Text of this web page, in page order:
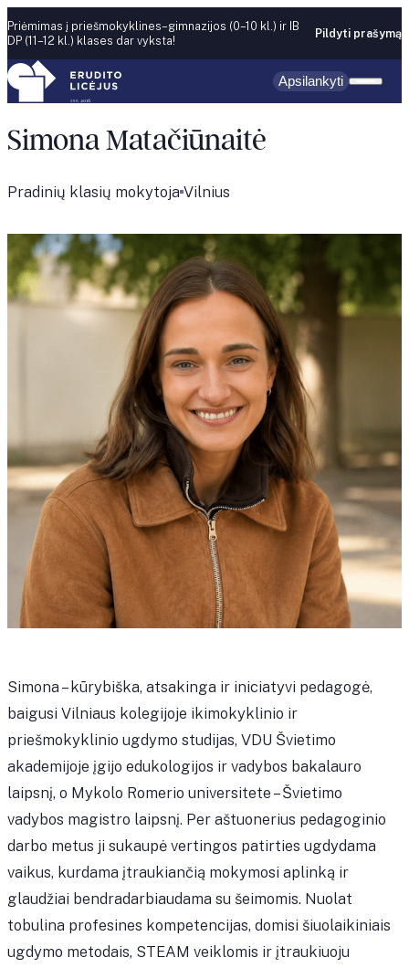
Skip to content
Priėmimas į priešmokyklines–gimnazijos (0–10 kl.) ir IB
DP (11–12 kl.) klases dar vyksta!
Pildyti prašymą
Apsilankyti
Simona Matačiūnaitė
Pradinių klasių mokytoja Vilnius
Simona – kūrybiška, atsakinga ir iniciatyvi pedagogė,
baigusi Vilniaus kolegijoje ikimokyklinio ir
priešmokyklinio ugdymo studijas, VDU Švietimo
akademijoje įgijo edukologijos ir vadybos bakalauro
laipsnį, o Mykolo Romerio universitete – Švietimo
vadybos magistro laipsnį. Per aštuonerius pedagoginio
darbo metus ji sukaupė vertingos patirties ugdydama
vaikus, kurdama įtraukiančią mokymosi aplinką ir
glaudžiai bendradarbiaudama su šeimomis. Nuolat
tobulina profesines kompetencijas, domisi šiuolaikiniais
ugdymo metodais, STEAM veiklomis ir įtraukiuoju